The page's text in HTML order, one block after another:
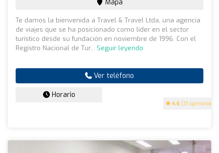
4.6 (13 opiniones)
Mapa
Te damos la bienvenida a Travel & Travel Ltda, una agencia
de viajes que se ha posicionado como líder en el sector
turístico desde su fundación en noviembre de 1996. Con el
Registro Nacional de Tur... Seguir leyendo
Ver teléfono
Horario